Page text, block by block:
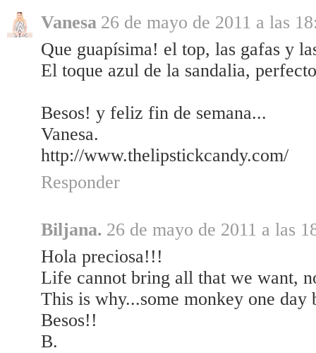
Vanesa 26 de mayo de 2011 a las
Que guapísima! el top, las gafas y
El toque azul de la sandalia,
Besos! y feliz fin de semana...
Vanesa.
http://www.thelipstickcandy.com/
Responder
Biljana. 26 de mayo de 2011 a las
Hola preciosa!!!
Life cannot bring all that we want,
This is why...some monkey one
Besos!!
B.